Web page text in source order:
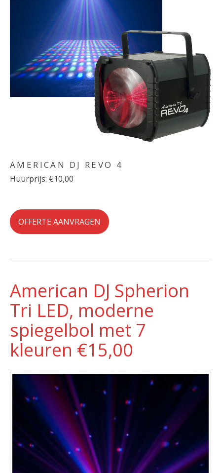
AMERICAN DJ REVO 4
Huurprijs: €10,00
OFFERTE AANVRAGEN
American DJ Spherion
Tri LED, moderne
spiegelbol met 7
kleuren €15,00